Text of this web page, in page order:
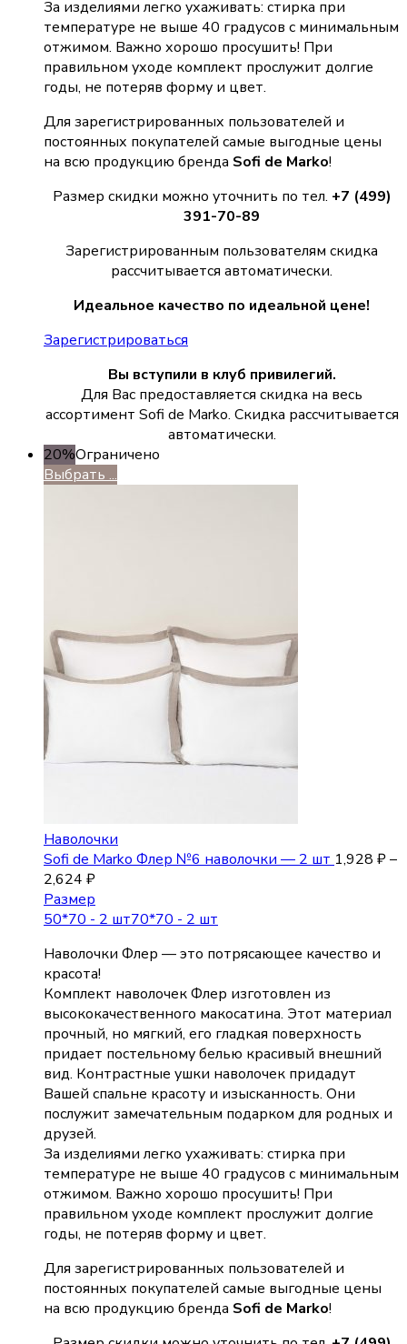
За изделиями легко ухаживать: стирка при
температуре не выше 40 градусов с минимальным
отжимом. Важно хорошо просушить! При
правильном уходе комплект прослужит долгие
годы, не потеряв форму и цвет.
Для зарегистрированных пользователей и
постоянных покупателей самые выгодные цены
на всю продукцию бренда Sofi de Marko!
Размер скидки можно уточнить по тел. +7 (499)
391-70-89
Зарегистрированным пользователям скидка
рассчитывается автоматически.
Идеальное качество по идеальной цене!
Зарегистрироваться
Вы вступили в клуб привилегий.
Для Вас предоставляется скидка на весь
ассортимент Sofi de Marko. Скидка рассчитывается
автоматически.
20%Ограничено
Выбрать ...
Наволочки
Sofi de Marko Флер №6 наволочки — 2 шт 1,928 ₽–
2,624 ₽
Размер
50*70 - 2 шт70*70 - 2 шт
Наволочки Флер — это потрясающее качество и
красота!
Комплект наволочек Флер изготовлен из
высококачественного макосатина. Этот материал
прочный, но мягкий, его гладкая поверхность
придает постельному белью красивый внешний
вид. Контрастные ушки наволочек придадут
Вашей спальне красоту и изысканность. Они
послужит замечательным подарком для родных и
друзей.
За изделиями легко ухаживать: стирка при
температуре не выше 40 градусов с минимальным
отжимом. Важно хорошо просушить! При
правильном уходе комплект прослужит долгие
годы, не потеряв форму и цвет.
Для зарегистрированных пользователей и
постоянных покупателей самые выгодные цены
на всю продукцию бренда Sofi de Marko!